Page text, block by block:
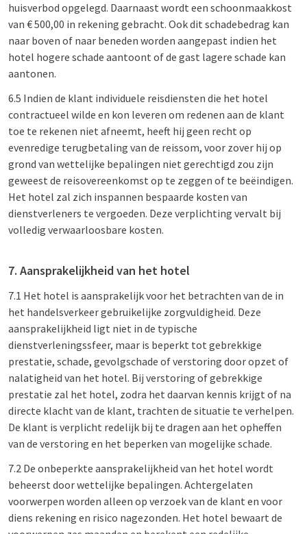
huisverbod opgelegd. Daarnaast wordt een schoonmaakkost
van € 500,00 in rekening gebracht. Ook dit schadebedrag kan
naar boven of naar beneden worden aangepast indien het
hotel hogere schade aantoont of de gast lagere schade kan
aantonen.
6.5 Indien de klant individuele reisdiensten die het hotel
contractueel wilde en kon leveren om redenen aan de klant
toe te rekenen niet afneemt, heeft hij geen recht op
evenredige terugbetaling van de reissom, voor zover hij op
grond van wettelijke bepalingen niet gerechtigd zou zijn
geweest de reisovereenkomst op te zeggen of te beëindigen.
Het hotel zal zich inspannen bespaarde kosten van
dienstverleners te vergoeden. Deze verplichting vervalt bij
volledig verwaarloosbare kosten.
7. Aansprakelijkheid van het hotel
7.1 Het hotel is aansprakelijk voor het betrachten van de in
het handelsverkeer gebruikelijke zorgvuldigheid. Deze
aansprakelijkheid ligt niet in de typische
dienstverleningssfeer, maar is beperkt tot gebrekkige
prestatie, schade, gevolgschade of verstoring door opzet of
nalatigheid van het hotel. Bij verstoring of gebrekkige
prestatie zal het hotel, zodra het daarvan kennis krijgt of na
directe klacht van de klant, trachten de situatie te verhelpen.
De klant is verplicht redelijk bij te dragen aan het opheffen
van de verstoring en het beperken van mogelijke schade.
7.2 De onbeperkte aansprakelijkheid van het hotel wordt
beheerst door wettelijke bepalingen. Achtergelaten
voorwerpen worden alleen op verzoek van de klant en voor
diens rekening en risico nagezonden. Het hotel bewaart de